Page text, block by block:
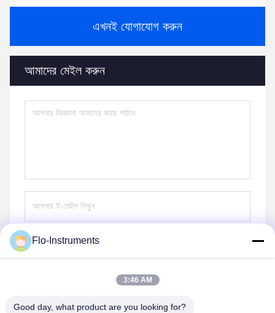
এখনই যোগাযোগ করুন
আমাদের মেইল করুন
পাঠান
Flo-Instruments
3:46 AM
Good day, what product are you looking for?